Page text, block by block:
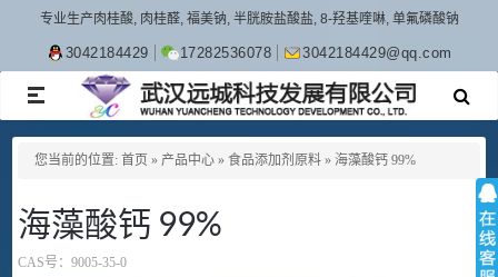
专业生产肉桂酸, 肉桂醛, 福美钠, 半胱胺盐酸盐, 8-羟基喹啉, 单氟磷酸钠
3042184429 17282536078 3042184429@qq.com
TOGGLE
NAVIGATION
您当前的位置: 首页 » 产品中心 » 食品添加剂原料 » 海藻酸钙 99%
海藻酸钙 99%
CAS号： 9005-35-0